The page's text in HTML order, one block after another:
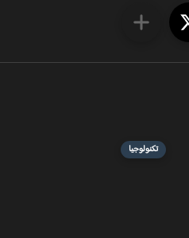
تكنولوجيا